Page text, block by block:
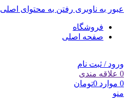
عبور به ناوبری رفتن به محتوای اصلی
فروشگاه
صفحه اصلی
ورود / ثبت نام
0 علاقه مندی
0 موارد 0تومان
منو